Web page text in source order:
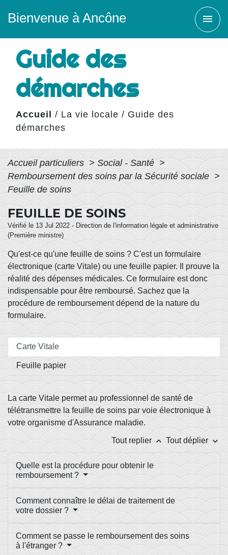
Bienvenue à Ancône menu
Guide des
démarches
Accueil / La vie locale / Guide des
démarches
Accueil particuliers > Social - Santé >
Remboursement des soins par la Sécurité sociale >
Feuille de soins
FEUILLE DE SOINS
Vérifié le 13 Jul 2022 - Direction de l'information légale et administrative
(Première ministre)
Qu'est-ce qu'une feuille de soins ? C'est un formulaire
électronique (carte Vitale) ou une feuille papier. Il prouve la
réalité des dépenses médicales. Ce formulaire est donc
indispensable pour être remboursé. Sachez que la
procédure de remboursement dépend de la nature du
formulaire.
Carte Vitale
Feuille papier
La carte Vitale permet au professionnel de santé de
télétransmettre la feuille de soins par voie électronique à
votre organisme d'Assurance maladie.
Tout replier keyboard_arrow_up Tout déplier keyboard_arrow_down
Quelle est la procédure pour obtenir le
remboursement ?
Comment connaître le délai de traitement de
votre dossier ?
Comment se passe le remboursement des soins
à l'étranger ?